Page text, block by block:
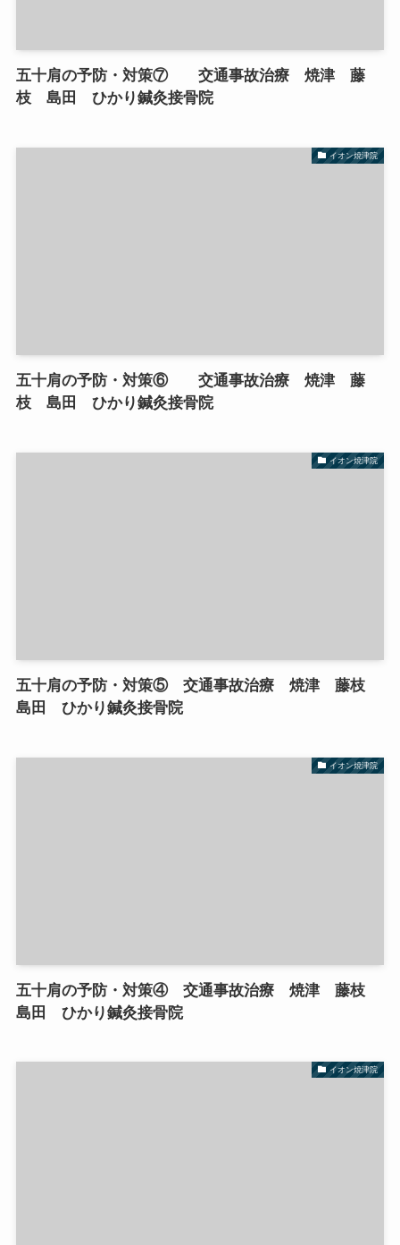
五十肩の予防・対策⑦ 交通事故治療 焼津 藤
枝 島田 ひかり鍼灸接骨院
イオン焼津院
五十肩の予防・対策⑥ 交通事故治療 焼津 藤
枝 島田 ひかり鍼灸接骨院
イオン焼津院
五十肩の予防・対策⑤ 交通事故治療 焼津 藤枝
島田 ひかり鍼灸接骨院
イオン焼津院
五十肩の予防・対策④ 交通事故治療 焼津 藤枝
島田 ひかり鍼灸接骨院
イオン焼津院